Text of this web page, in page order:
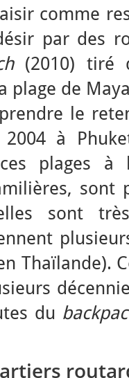
comme
par des
(2010) tiré
plage de
le
à
plages à
sont
sont
Thaïlande).
du